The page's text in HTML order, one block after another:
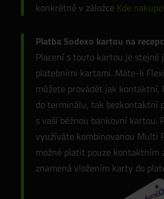
konkrétně v záložce Kde
Platba Sodexo kartou na
Placení s touto kartou je stejné
platebními kartami. Máte-li Flexi
můžete provádět jak kontaktní,
do terminálu, tak bezkontaktní
s vaší běžnou bankovní kartou.
využíváte kombinovanou Multi
možné platit pouze kontaktním
znamená vložením karty do